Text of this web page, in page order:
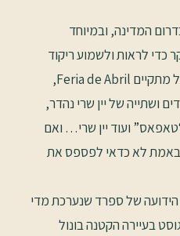
המדינה, ובמיוחד
כדי לראות ולשמוע ריקוד
מקצועי ונגינה בגיטרה. בחודש אפריל מתקיים Feria de Abril,
ושתייה של יין שרי נהדר,
ועוד יין שרי… ואם
באמת לא כדאי לפספס את
של ספרד שנערכת מדי
בעיירה הקטנה בונול